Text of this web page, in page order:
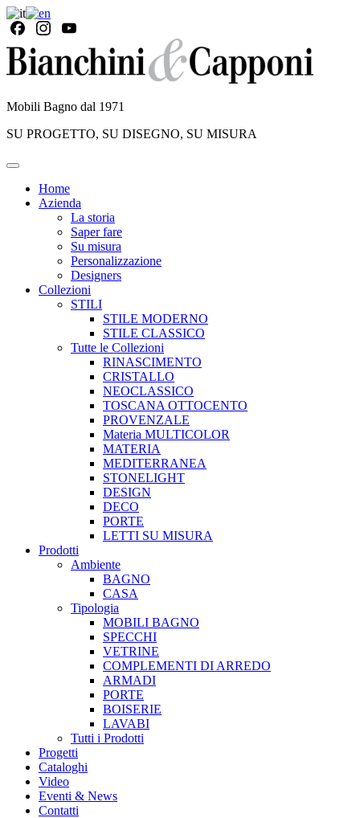
Mobili Bagno dal 1971
SU PROGETTO, SU DISEGNO, SU MISURA
Home
Azienda
La storia
Saper fare
Su misura
Personalizzazione
Designers
Collezioni
STILI
STILE MODERNO
STILE CLASSICO
Tutte le Collezioni
RINASCIMENTO
CRISTALLO
NEOCLASSICO
TOSCANA OTTOCENTO
PROVENZALE
Materia MULTICOLOR
MATERIA
MEDITERRANEA
STONELIGHT
DESIGN
DECO
PORTE
LETTI SU MISURA
Prodotti
Ambiente
BAGNO
CASA
Tipologia
MOBILI BAGNO
SPECCHI
VETRINE
COMPLEMENTI DI ARREDO
ARMADI
PORTE
BOISERIE
LAVABI
Tutti i Prodotti
Progetti
Cataloghi
Video
Eventi & News
Contatti